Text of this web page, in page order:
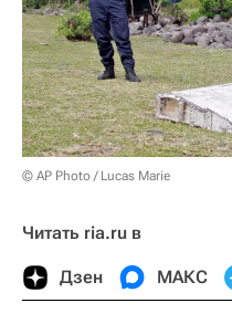
© AP Photo / Lucas Marie
Читать ria.ru в
Дзен МАКС